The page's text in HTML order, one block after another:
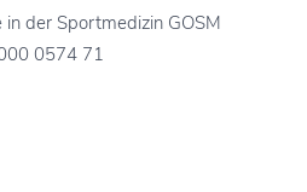
der Sportmedizin GOSM
0574 71